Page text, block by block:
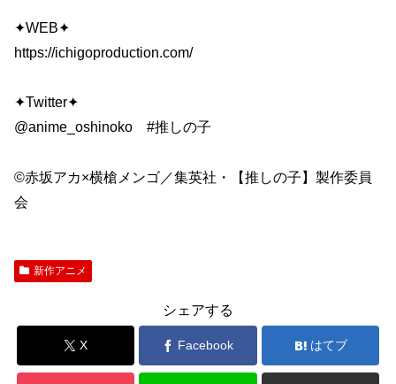
✦WEB✦
https://ichigoproduction.com/
✦Twitter✦
@anime_oshinoko #推しの子
©赤坂アカ×横槍メンゴ／集英社・【推しの子】製作委員
会
新作アニメ
シェアする
X Facebook はてブ